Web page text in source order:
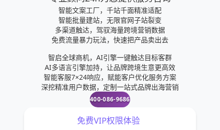
智能文案工厂，千站千面精准适配
智能批量建站，无限官网子站裂变
多渠道触达，驾驭海量跨境营销数据
免费流量暴力玩法，快速把产品卖出去
智启全球商机，AI引擎一键触达目标客群
AI多语言引擎加持，让品牌跨境生意更高效
智能客服7×24响应，赋能客户优化服务方案
深挖精准用户数据，定制一站式品牌出海营销
400-086-9686